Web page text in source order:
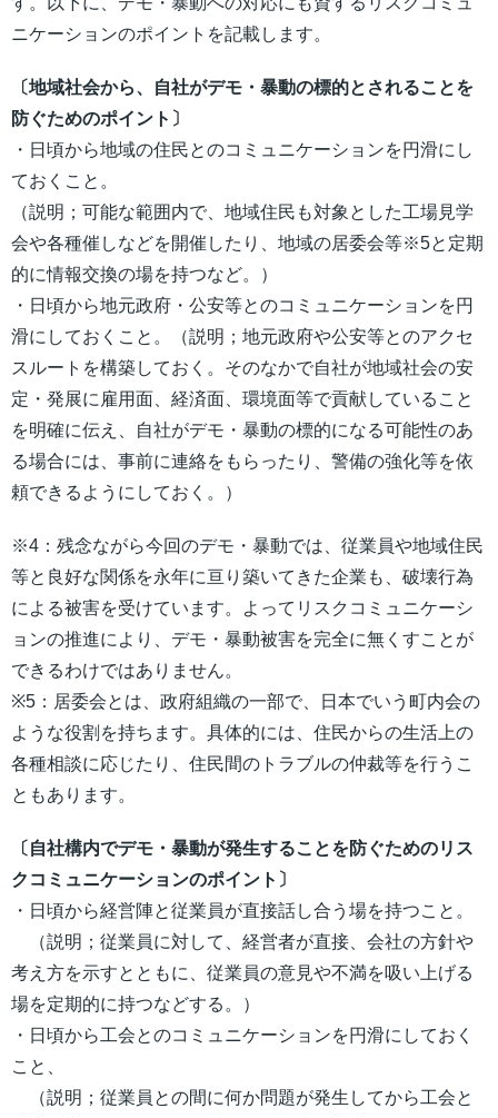
ニケーションのポイントを記載します。
〔地域社会から、自社がデモ・暴動の標的とされることを
防ぐためのポイント〕
・日頃から地域の住民とのコミュニケーションを円滑にし
ておくこと。
（説明；可能な範囲内で、地域住民も対象とした工場見学
会や各種催しなどを開催したり、地域の居委会等※5と定期
的に情報交換の場を持つなど。）
・日頃から地元政府・公安等とのコミュニケーションを円
滑にしておくこと。（説明；地元政府や公安等とのアクセ
スルートを構築しておく。そのなかで自社が地域社会の安
定・発展に雇用面、経済面、環境面等で貢献していること
を明確に伝え、自社がデモ・暴動の標的になる可能性のあ
る場合には、事前に連絡をもらったり、警備の強化等を依
頼できるようにしておく。）
※4：残念ながら今回のデモ・暴動では、従業員や地域住民
等と良好な関係を永年に亘り築いてきた企業も、破壊行為
による被害を受けています。よってリスクコミュニケーシ
ョンの推進により、デモ・暴動被害を完全に無くすことが
できるわけではありません。
※5：居委会とは、政府組織の一部で、日本でいう町内会の
ような役割を持ちます。具体的には、住民からの生活上の
各種相談に応じたり、住民間のトラブルの仲裁等を行うこ
ともあります。
〔自社構内でデモ・暴動が発生することを防ぐためのリス
クコミュニケーションのポイント〕
・日頃から経営陣と従業員が直接話し合う場を持つこと。
（説明；従業員に対して、経営者が直接、会社の方針や
考え方を示すとともに、従業員の意見や不満を吸い上げる
場を定期的に持つなどする。）
・日頃から工会とのコミュニケーションを円滑にしておく
こと、
（説明；従業員との間に何か問題が発生してから工会と